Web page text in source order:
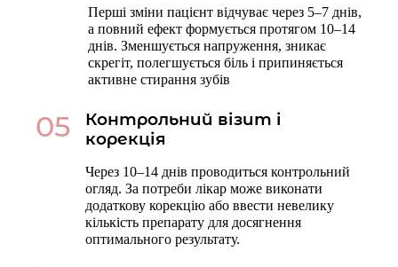
Перші зміни пацієнт відчуває через 5–7 днів,
а повний ефект формується протягом 10–14
днів. Зменшується напруження, зникає
скрегіт, полегшується біль і припиняється
активне стирання зубів
05
Контрольний візит і
корекція
Через 10–14 днів проводиться контрольний
огляд. За потреби лікар може виконати
додаткову корекцію або ввести невелику
кількість препарату для досягнення
оптимального результату.